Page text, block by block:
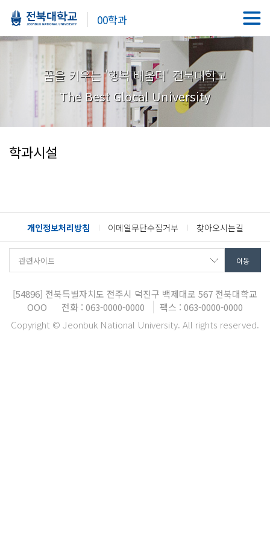
00학과
꿈을 키우는 '행복 배움터' 전북대학교
The Best Glocal University
학과시설
개인정보처리방침 이메일무단수집거부 찾아오시는길
[54896] 전북특별자치도 전주시 덕진구 백제대로 567 전북대학교
OOO
전화 : 063-0000-0000
팩스 : 063-0000-0000
Copyright © Jeonbuk National University. All rights reserved.